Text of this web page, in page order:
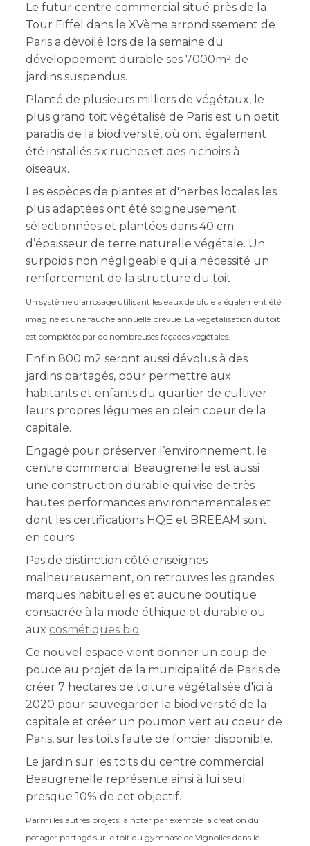
Le futur centre commercial situé près de la
Tour Eiffel dans le XVème arrondissement de
Paris a dévoilé lors de la semaine du
développement durable ses 7000m² de
jardins suspendus.
Planté de plusieurs milliers de végétaux, le
plus grand toit végétalisé de Paris est un petit
paradis de la biodiversité, où ont également
été installés six ruches et des nichoirs à
oiseaux.
Les espèces de plantes et d'herbes locales les
plus adaptées ont été soigneusement
sélectionnées et plantées dans 40 cm
d’épaisseur de terre naturelle végétale. Un
surpoids non négligeable qui a nécessité un
renforcement de la structure du toit.
Un système d’arrosage utilisant les eaux de pluie a également été
imaginé et une fauche annuelle prévue. La végétalisation du toit
est complétée par de nombreuses façades végétales.
Enfin 800 m2 seront aussi dévolus à des
jardins partagés, pour permettre aux
habitants et enfants du quartier de cultiver
leurs propres légumes en plein coeur de la
capitale.
Engagé pour préserver l’environnement, le
centre commercial Beaugrenelle est aussi
une construction durable qui vise de très
hautes performances environnementales et
dont les certifications HQE et BREEAM sont
en cours.
Pas de distinction côté enseignes
malheureusement, on retrouves les grandes
marques habituelles et aucune boutique
consacrée à la mode éthique et durable ou
aux cosmétiques bio.
Ce nouvel espace vient donner un coup de
pouce au projet de la municipalité de Paris de
créer 7 hectares de toiture végétalisée d'ici à
2020 pour sauvegarder la biodiversité de la
capitale et créer un poumon vert au coeur de
Paris, sur les toits faute de foncier disponible.
Le jardin sur les toits du centre commercial
Beaugrenelle représente ainsi à lui seul
presque 10% de cet objectif.
Parmi les autres projets, à noter par exemple la création du
potager partagé sur le toit du gymnase de Vignolles dans le